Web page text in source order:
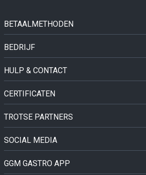
BETAALMETHODEN
BEDRIJF
HULP & CONTACT
CERTIFICATEN
TROTSE PARTNERS
SOCIAL MEDIA
GGM GASTRO APP